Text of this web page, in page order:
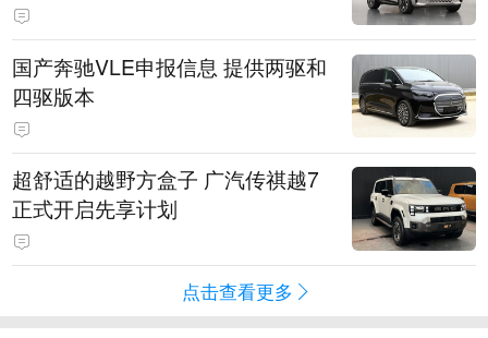
国产奔驰VLE申报信息 提供两驱和
四驱版本
超舒适的越野方盒子 广汽传祺越7
正式开启先享计划
点击查看更多